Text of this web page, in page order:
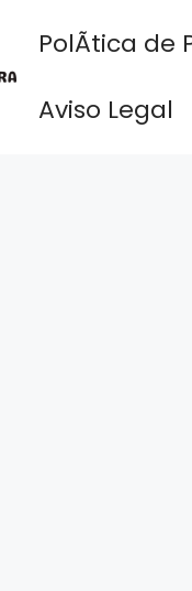
PolÃ­tica de
Aviso Legal